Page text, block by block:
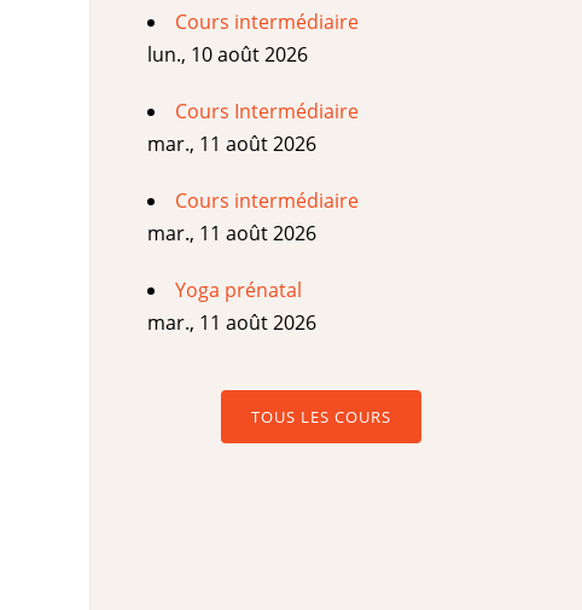
Cours intermédiaire
lun., 10 août 2026
Cours Intermédiaire
mar., 11 août 2026
Cours intermédiaire
mar., 11 août 2026
Yoga prénatal
mar., 11 août 2026
TOUS LES COURS